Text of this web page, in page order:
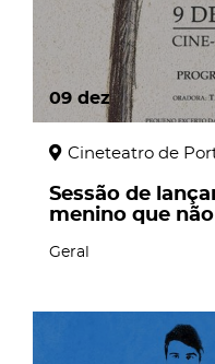
09 dez
Cineteatro de
Sessão de
menino que
Geral